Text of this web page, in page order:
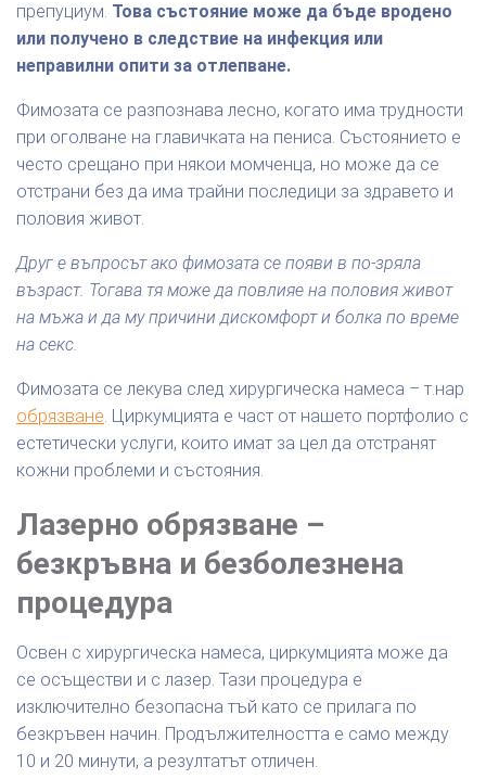
препуциум. Това състояние може да бъде вродено
или получено в следствие на инфекция или
неправилни опити за отлепване.
Фимозата се разпознава лесно, когато има трудности
при оголване на главичката на пениса. Състоянието е
често срещано при някои момченца, но може да се
отстрани без да има трайни последици за здравето и
половия живот.
Друг е въпросът ако фимозата се появи в по-зряла
възраст. Тогава тя може да повлияе на половия живот
на мъжа и да му причини дискомфорт и болка по време
на секс.
Фимозата се лекува след хирургическа намеса – т.нар
обрязване. Циркумцията е част от нашето портфолио с
естетически услуги, които имат за цел да отстранят
кожни проблеми и състояния.
Лазерно обрязване –
безкръвна и безболезнена
процедура
Освен с хирургическа намеса, циркумцията може да
се осъществи и с лазер. Тази процедура е
изключително безопасна тъй като се прилага по
безкръвен начин. Продължителността е само между
10 и 20 минути, а резултатът отличен.